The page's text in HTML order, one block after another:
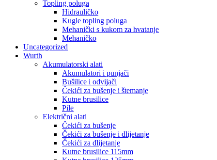
Topling poluga
Hidrauličko
Kugle topling poluga
Mehanički s kukom za hvatanje
Mehaničko
Uncategorized
Wurth
Akumulatorski alati
Akumulatori i punjači
Bušilice i odvijači
Čekići za bušenje i štemanje
Kutne brusilice
Pile
Električni alati
Čekići za bušenje
Čekići za bušenje i dlijetanje
Čekići za dlijetanje
Kutne brusilice 115mm